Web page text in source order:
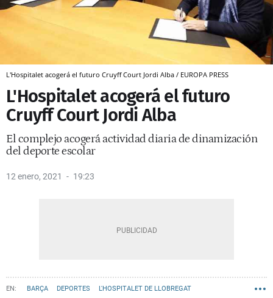
L'Hospitalet acogerá el futuro Cruyff Court Jordi Alba / EUROPA PRESS
L'Hospitalet acogerá el futuro
Cruyff Court Jordi Alba
El complejo acogerá actividad diaria de dinamización
del deporte escolar
12 enero, 2021 19:23
BARÇA DEPORTES L'HOSPITALET DE LLOBREGAT